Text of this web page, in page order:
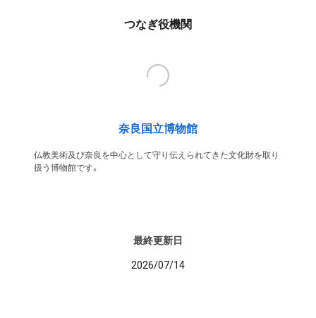
つなぎ役機関
奈良国立博物館
仏教美術及び奈良を中心として守り伝えられてきた文化財を取り
扱う博物館です。
最終更新日
2026/07/14